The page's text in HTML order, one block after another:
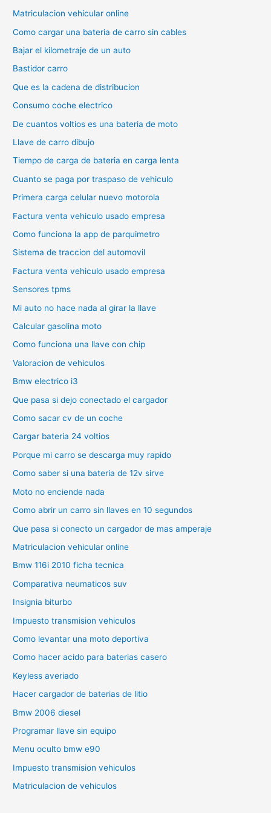
Matriculacion vehicular online
Como cargar una bateria de carro sin cables
Bajar el kilometraje de un auto
Bastidor carro
Que es la cadena de distribucion
Consumo coche electrico
De cuantos voltios es una bateria de moto
Llave de carro dibujo
Tiempo de carga de bateria en carga lenta
Cuanto se paga por traspaso de vehiculo
Primera carga celular nuevo motorola
Factura venta vehiculo usado empresa
Como funciona la app de parquimetro
Sistema de traccion del automovil
Factura venta vehiculo usado empresa
Sensores tpms
Mi auto no hace nada al girar la llave
Calcular gasolina moto
Como funciona una llave con chip
Valoracion de vehiculos
Bmw electrico i3
Que pasa si dejo conectado el cargador
Como sacar cv de un coche
Cargar bateria 24 voltios
Porque mi carro se descarga muy rapido
Como saber si una bateria de 12v sirve
Moto no enciende nada
Como abrir un carro sin llaves en 10 segundos
Que pasa si conecto un cargador de mas amperaje
Matriculacion vehicular online
Bmw 116i 2010 ficha tecnica
Comparativa neumaticos suv
Insignia biturbo
Impuesto transmision vehiculos
Como levantar una moto deportiva
Como hacer acido para baterias casero
Keyless averiado
Hacer cargador de baterias de litio
Bmw 2006 diesel
Programar llave sin equipo
Menu oculto bmw e90
Impuesto transmision vehiculos
Matriculacion de vehiculos